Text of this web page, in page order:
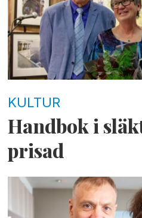
KULTUR
Handbok i
prisad